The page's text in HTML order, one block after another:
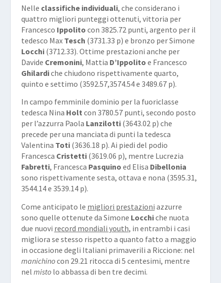
Nelle classifiche individuali, che considerano i
quattro migliori punteggi ottenuti, vittoria per
Francesco Ippolito con 3825.72 punti, argento per il
tedesco Max Tesch (3731.33 p) e bronzo per Simone
Locchi(3712.33). Ottime prestazioni anche per
Davide Cremonini, Mattia D’Ippolito e Francesco
Ghilardiche chiudono rispettivamente quarto,
quinto e settimo (3592.57,3574.54 e 3489.67 p).
In campo femminile dominio per la fuoriclasse
tedesca Nina Holt con 3780.57 punti, secondo posto
per l’azzurra Paola Lanzilotti(3643.02 p) che
precede per una manciata di punti la tedesca
Valentina Toti(3636.18 p). Ai piedi del podio
Francesca Cristetti(3619.06 p), mentre Lucrezia
Fabretti, Francesca Pasquino ed Elisa Dibellonia
sono rispettivamente sesta, ottava e nona (3595.31,
3544.14 e 3539.14 p).
Come anticipato le migliori prestazioni azzurre
sono quelle ottenute da Simone Locchiche nuota
due nuovi record mondiali youth, in entrambi i casi
migliora se stesso rispetto a quanto fatto a maggio
in occasione degli Italiani primaverili a Riccione: nel
manichinocon 29.21 ritocca di 5 centesimi, mentre
nel mistolo abbassa di ben tre decimi.